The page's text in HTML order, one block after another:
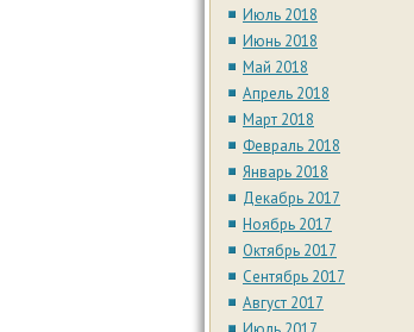
Июль 2018
Июнь 2018
Май 2018
Апрель 2018
Март 2018
Февраль 2018
Январь 2018
Декабрь 2017
Ноябрь 2017
Октябрь 2017
Сентябрь 2017
Август 2017